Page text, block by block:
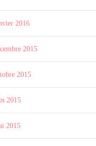
2016
2015
2015
2015
2015